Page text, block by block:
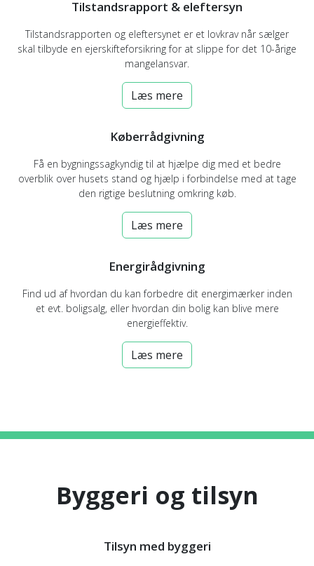
Tilstandsrapport & eleftersyn
Tilstandsrapporten og eleftersynet er et lovkrav når sælger
skal tilbyde en ejerskifteforsikring for at slippe for det 10-årige
mangelansvar.
Læs mere
Køberrådgivning
Få en bygningssagkyndig til at hjælpe dig med et bedre
overblik over husets stand og hjælp i forbindelse med at tage
den rigtige beslutning omkring køb.
Læs mere
Energirådgivning
Find ud af hvordan du kan forbedre dit energimærker inden
et evt. boligsalg, eller hvordan din bolig kan blive mere
energieffektiv.
Læs mere
Byggeri og tilsyn
Tilsyn med byggeri